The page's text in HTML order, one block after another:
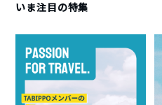
いま注目の特集